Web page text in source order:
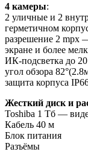
4 камеры:
2 уличные и 2
герметичном
разрешение 2 mpx
экране и более
ИК-подсветка до
угол обзора
защита корпуса
Жесткий диск и
Toshiba 1 Тб —
Кабель 40 м
Блок питания
Разъёмы